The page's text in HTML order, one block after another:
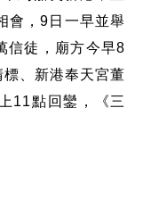
會，9日一早並舉
信徒，廟方今早8
、新港奉天宮董
11點回鑾，《三